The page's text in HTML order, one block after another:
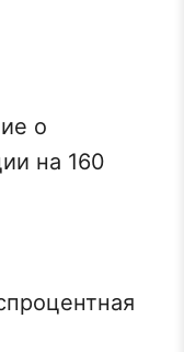
о
на 160